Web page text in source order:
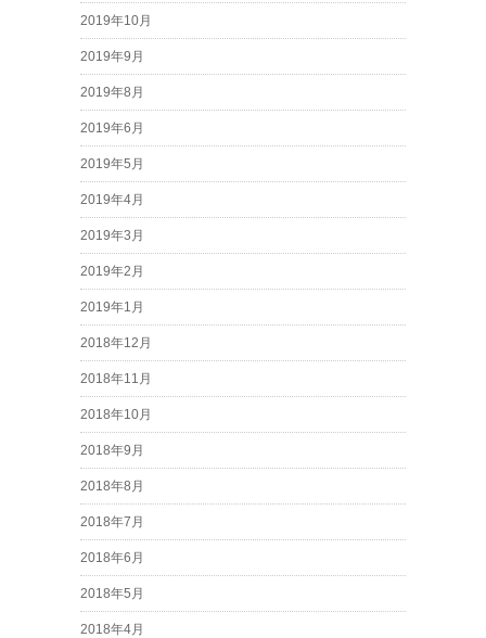
2019年10月
2019年9月
2019年8月
2019年6月
2019年5月
2019年4月
2019年3月
2019年2月
2019年1月
2018年12月
2018年11月
2018年10月
2018年9月
2018年8月
2018年7月
2018年6月
2018年5月
2018年4月